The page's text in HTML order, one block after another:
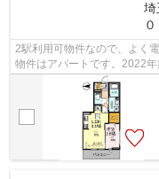
埼
０
2駅利用可物件なので、よく
物件はアパートです。2022
支払いいただける物件です。